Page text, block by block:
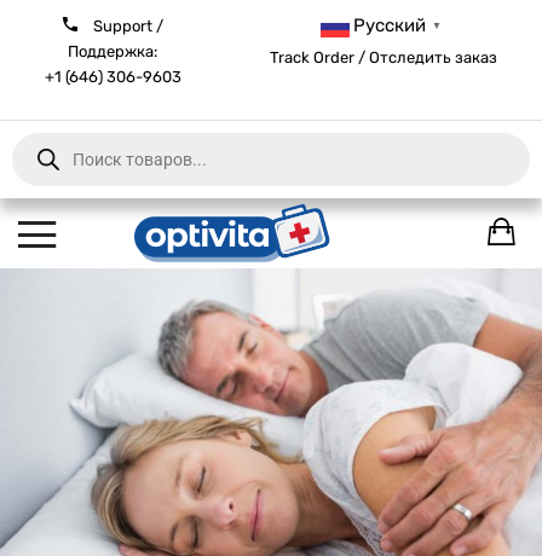
Support /
Поддержка:
+1 (646) 306-9603
Русский ▼
Track Order / Отследить заказ
Products
search